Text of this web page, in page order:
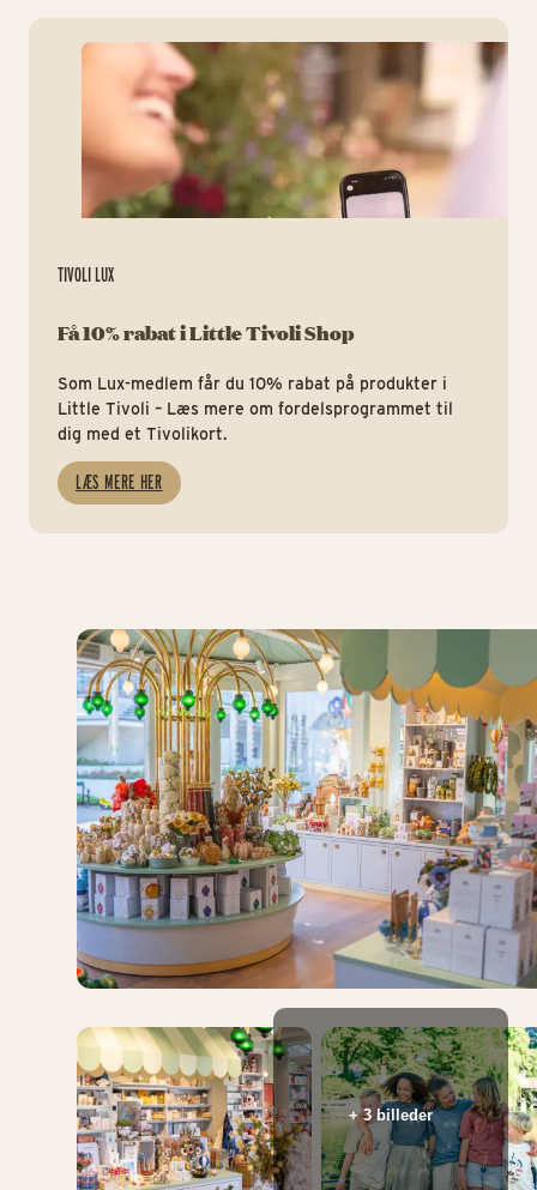
TIVOLI LUX
Få 10% rabat i Little Tivoli Shop
Som Lux-medlem får du 10% rabat på produkter i
Little Tivoli – Læs mere om fordelsprogrammet til
dig med et Tivolikort.
LÆS MERE HER
+ 3 billeder